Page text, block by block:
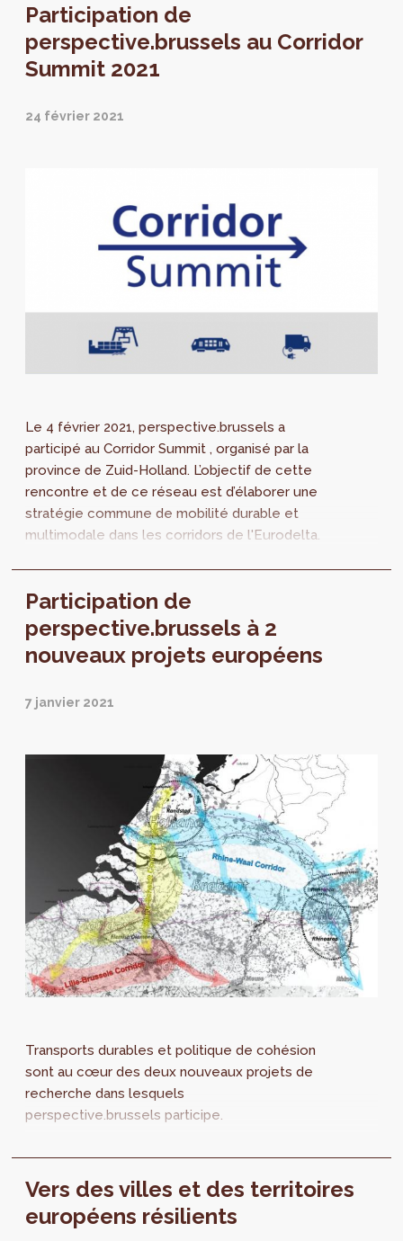
Participation de
perspective.brussels au Corridor
Summit 2021
24 février 2021
Le 4 février 2021, perspective.brussels a
participé au Corridor Summit , organisé par la
province de Zuid-Holland. L’objectif de cette
rencontre et de ce réseau est d’élaborer une
stratégie commune de mobilité durable et
multimodale dans les corridors de l'Eurodelta.
Participation de
perspective.brussels à 2
nouveaux projets européens
7 janvier 2021
Transports durables et politique de cohésion
sont au cœur des deux nouveaux projets de
recherche dans lesquels
perspective.brussels participe.
Vers des villes et des territoires
européens résilients